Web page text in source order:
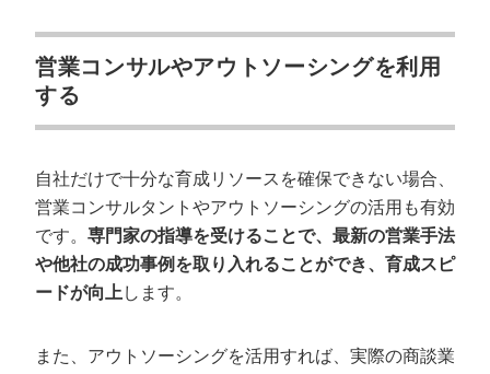
営業コンサルやアウトソーシングを利用
する
自社だけで十分な育成リソースを確保できない場合、
営業コンサルタントやアウトソーシングの活用も有効
です。 専門家の指導を受けることで、最新の営業手法
や他社の成功事例を取り入れることができ、育成スピ
ードが向上します。
また、アウトソーシングを活用すれば、実際の商談業